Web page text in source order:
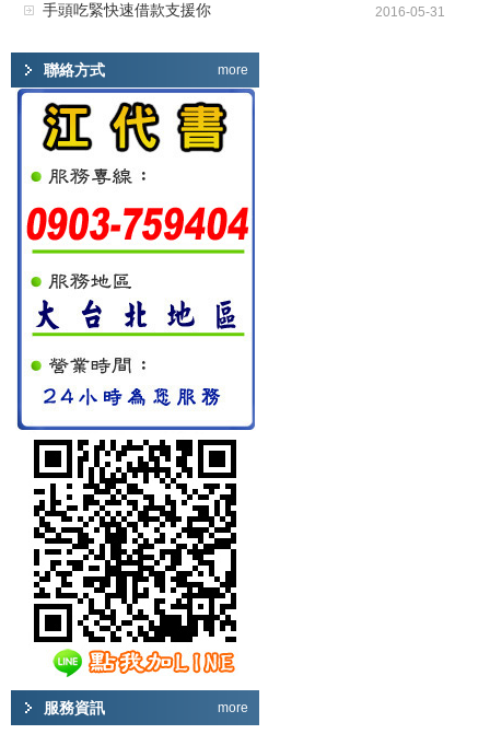
手頭吃緊快速借款支援你 2016-05-31
聯絡方式 more
服務資訊 more